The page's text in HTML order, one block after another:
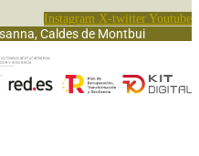
Instagram X-twitter Youtube
Caldes de Montbui